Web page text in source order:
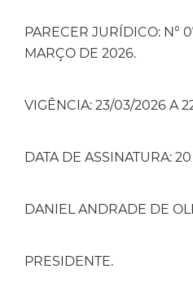
PARECER JURÍDICO: N°
MARÇO DE 2026.
VIGÊNCIA: 23/03/2026 A
DATA DE ASSINATURA:
DANIEL ANDRADE DE
PRESIDENTE.